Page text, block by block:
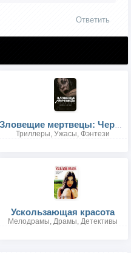
Ответить
Зловещие мертвецы: Черная книга
Триллеры, Ужасы, Фэнтези
Ускользающая красота
Мелодрамы, Драмы, Детективы